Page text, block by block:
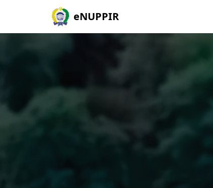
eNUPPIR